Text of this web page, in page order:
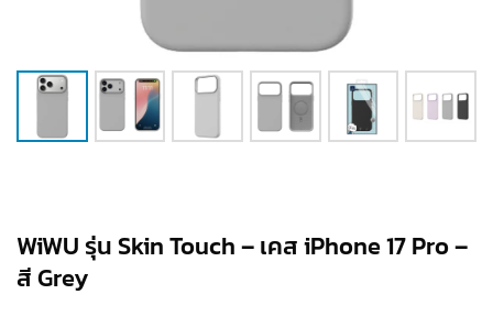
WiWU รุ่น Skin Touch – เคส iPhone 17 Pro –
สี Grey